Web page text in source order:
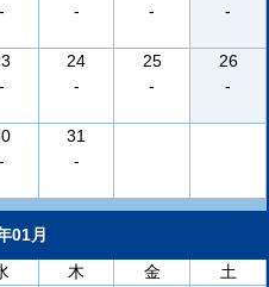
-
-
-
-
-
24
-
25
-
26
-
-
31
-
01月
木 金
土